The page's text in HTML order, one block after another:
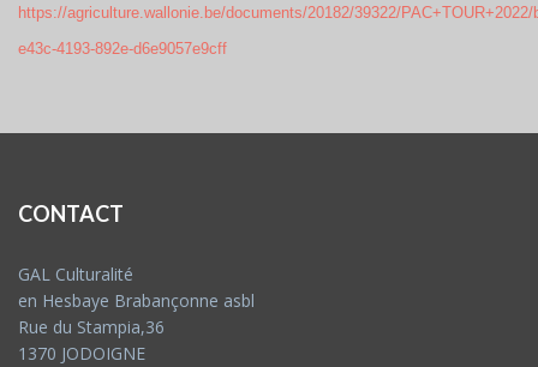
https://agriculture.wallonie.be/documents/20182/39322/PAC+TOUR+2022/
e43c-4193-892e-d6e9057e9cff
CONTACT
GAL Culturalité
en Hesbaye Brabançonne asbl
Rue du Stampia,36
1370 JODOIGNE